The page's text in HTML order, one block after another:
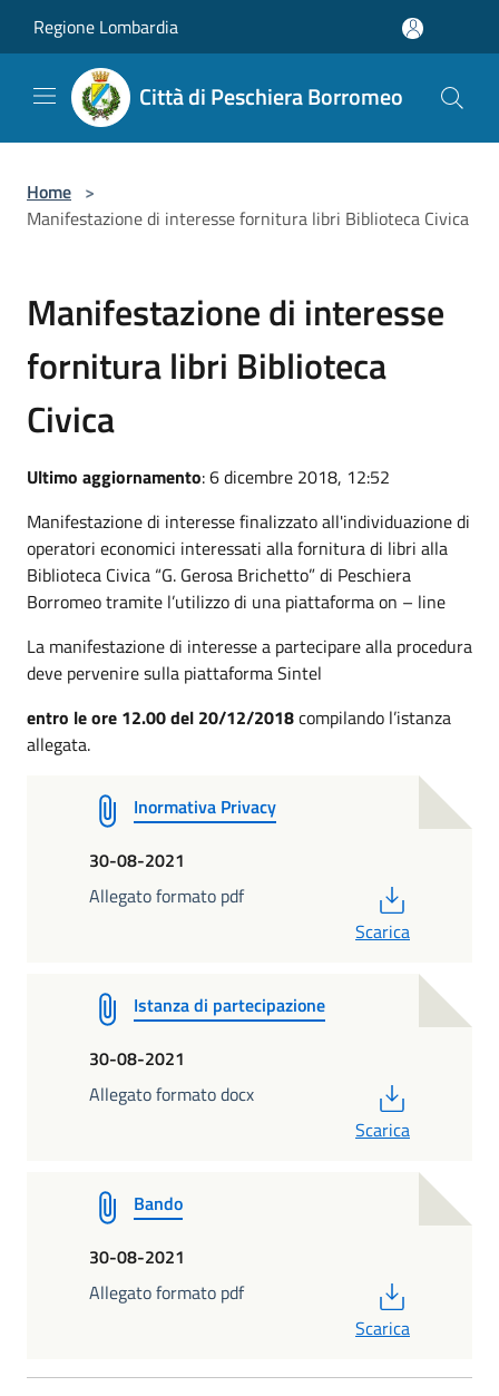
Regione Lombardia
Città di Peschiera Borromeo
Home >
Manifestazione di interesse fornitura libri Biblioteca Civica
Manifestazione di interesse
fornitura libri Biblioteca
Civica
Ultimo aggiornamento: 6 dicembre 2018, 12:52
Manifestazione di interesse finalizzato all'individuazione di
operatori economici interessati alla fornitura di libri alla
Biblioteca Civica “G. Gerosa Brichetto” di Peschiera
Borromeo tramite l’utilizzo di una piattaforma on – line
La manifestazione di interesse a partecipare alla procedura
deve pervenire sulla piattaforma Sintel
entro le ore 12.00 del 20/12/2018compilando l’istanza
allegata.
Inormativa Privacy
30-08-2021
Allegato formato pdf
Scarica
Istanza di partecipazione
30-08-2021
Allegato formato docx
Scarica
Bando
30-08-2021
Allegato formato pdf
Scarica